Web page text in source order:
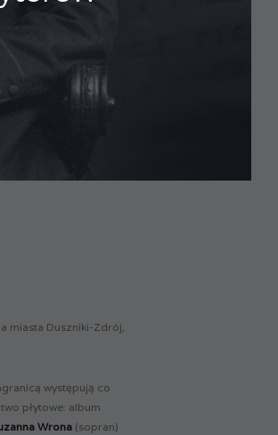
miasta Duszniki-Zdrój,
występują co
płytowe: album
Wrona (sopran)